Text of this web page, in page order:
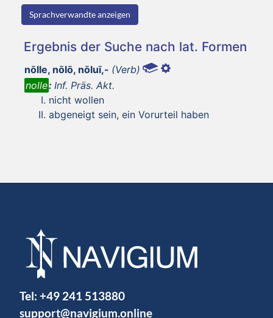
Sprachverwandte anzeigen
Ergebnis der Suche nach lat. Formen
nōlle, nōlō, nōluī,- (Verb)
nolle: Inf. Präs. Akt.
nicht wollen
abgeneigt sein, ein Vorurteil haben
Tel: +49 241 513880
support@navigium.online